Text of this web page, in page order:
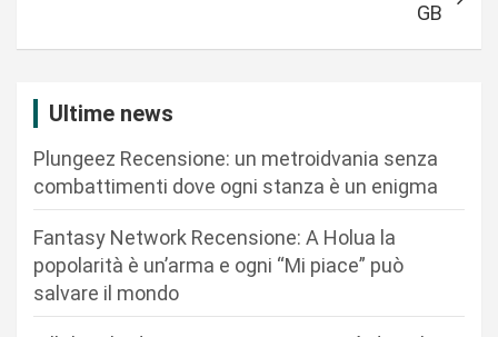
GB
Ultime news
Plungeez Recensione: un metroidvania senza
combattimenti dove ogni stanza è un enigma
Fantasy Network Recensione: A Holua la
popolarità è un’arma e ogni “Mi piace” può
salvare il mondo